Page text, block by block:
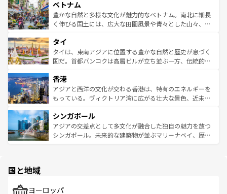
参照してほしい。
容にもいいと評判のスイーツなど、バラエティ豊かな料理
が味わえる。 なお、新着の台湾情報は コンテンツ一覧を参
照してほしい。
き、地方に足を延ばせば四季折々の自然美を楽しむことが
できる。そして、キムチや焼肉、絶品のストリートフード
まで、さまざまな韓国料理が待っている。夜には、韓国な
リティに包まれながら、韓国の多彩な魅力を心ゆくまで味
わってみてほしい。 なお、新着の韓国情報はコンテンツ一
覧を参照してほしい。
ベトナム
豊かな自然と多様な文化が魅力的なベトナム。南北に細長
く伸びる国土には、広大な田園風景や青々とした山々、世
急速な発展と共に伝統が息づく。ハノイの古い町並みやホ
ーチミン市のフランス統治時代の建物も、独特の雰囲気を
醸し出している。また、バラエティの豊かさとおいしさで
とつ。フォーやバインミー、ベトナムコーヒーなどは、ぜ
ひ現地で味わいたい。どの地域を訪れてもあたたかい人々
が旅行者を迎えてくれるので、きっと忘れられない旅にな
参照してほしい。
タイ
タイは、東南アジアに位置する豊かな自然と歴史が息づく
国だ。首都バンコクは高層ビルが立ち並ぶ一方、伝統的な
の活気が交差している。北部ではチェンマイなどの山岳地
帯で自然と触れ合い、南部ではプーケットやクラビの美し
いビーチでリゾート気分を楽しむことができる。タイ料理
激する。気候は一年中温暖で、どの季節にも異なる楽しみ
が待っている。親しみやすいタイの人々、仏教を中心とし
た文化、そして多様な観光資源が、訪れる旅人を魅了し続
香港
アジアと西洋の文化が交わる香港は、特有のエネルギーを
もっている。ヴィクトリア湾に広がる壮大な景色、近未来
み、どこを訪れても感動するはず。観光スポットが密集し
ており、効率よく見どころを回れるのも魅力。息をのむよ
うな絶景から文化的な体験まで、香港を存分に楽しみ尽く
シンガポール
アジアの交差点として多文化が融合した独自の魅力を放つ
シンガポール。未来的な建築物が並ぶマリーナベイ、歴史
で、ホーカーズは地元の風情を楽しめる外せないスポット
国と地域
ヨーロッパ